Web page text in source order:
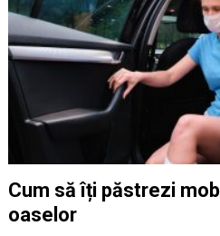
Cum să îți păstrezi
oaselor